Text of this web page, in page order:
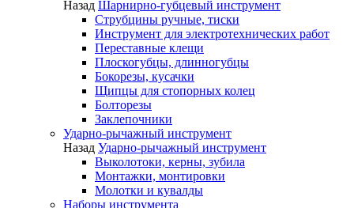
Назад Шарнирно-губцевый инструмент
Струбцины ручные, тиски
Инструмент для электротехнических работ
Переставные клещи
Плоскогубцы, длинногубцы
Бокорезы, кусачки
Щипцы для стопорных колец
Болторезы
Заклепочники
Ударно-рычажный инструмент
Назад Ударно-рычажный инструмент
Выколотоки, керны, зубила
Монтажки, монтировки
Молотки и кувалды
Наборы инструмента